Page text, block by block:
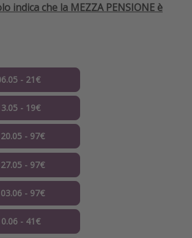
indica che la MEZZA PENSIONE è
- 21€
- 19€
- 97€
- 97€
- 97€
- 41€